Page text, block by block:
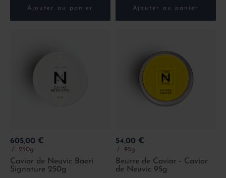
Ajouter au panier Ajouter au panier
Prix
605,00 €
250g
Caviar de Neuvic Baeri
Signature 250g
Prix
54,00 €
95g
Beurre de Caviar - Caviar
de Neuvic 95g